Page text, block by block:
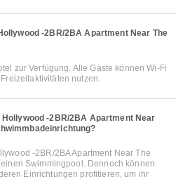
-2BR/2BA Apartment Near The
zur Verfügung. Alle Gäste können Wi-Fi
nutzen.
-2BR/2BA Apartment Near
-2BR/2BA Apartment Near The
Swimmingpool. Dennoch können
Einrichtungen profitieren, um ihr